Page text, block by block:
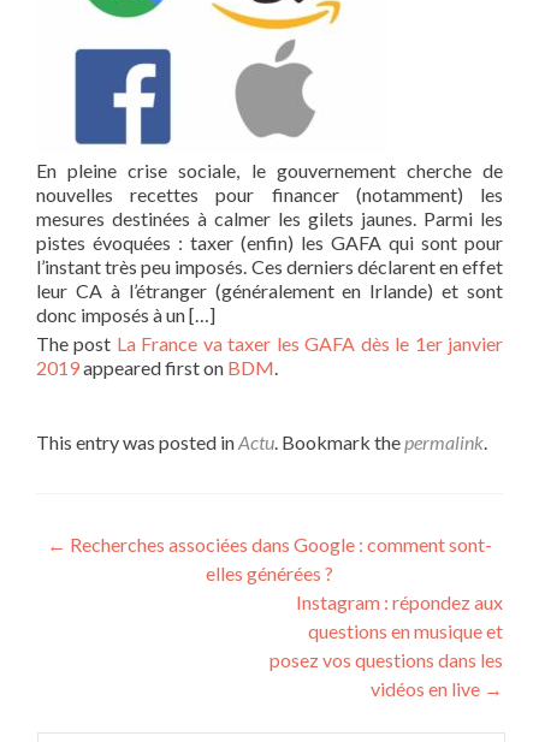
En pleine crise sociale, le gouvernement cherche de
nouvelles recettes pour financer (notamment) les
mesures destinées à calmer les gilets jaunes. Parmi les
pistes évoquées : taxer (enfin) les GAFA qui sont pour
l’instant très peu imposés. Ces derniers déclarent en effet
leur CA à l’étranger (généralement en Irlande) et sont
donc imposés à un […]
The post La France va taxer les GAFA dès le 1er janvier
2019appeared first on BDM.
This entry was posted inActu. Bookmark thepermalink.
Post navigation
← Recherches associées dans Google : comment sont-
elles générées ?
Instagram : répondez aux
questions en musique et
posez vos questions dans les
vidéos en live →